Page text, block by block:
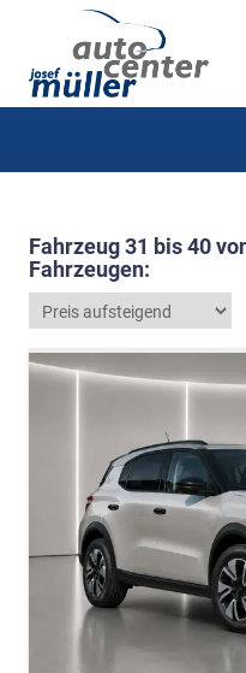
Fahrzeug 31 bis 40
Fahrzeugen: